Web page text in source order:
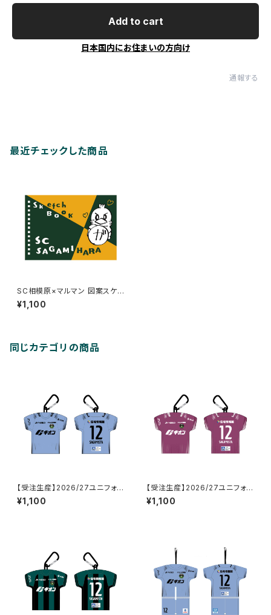
Add to cart
日本国内にお住まいの方向け
通報する
最近チェックした商品
SC相模原×マルマン 図案スケッ
チブック(B6)
¥1,100
同じカテゴリの商品
【受注生産】2026/27ユニフォー
ム型クッションポーチ_GK/2nd
¥1,100
【受注生産】2026/27ユニフォー
ム型クッションポーチ_GK/1st
¥1,100